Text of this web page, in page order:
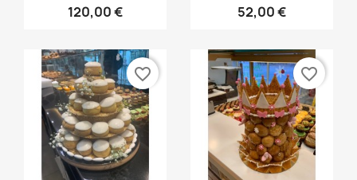
120,00 € 52,00 €
favorite_border favorite_border